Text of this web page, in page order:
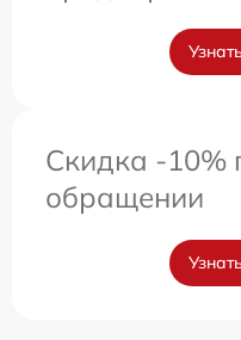
Скидка -10%
обращении